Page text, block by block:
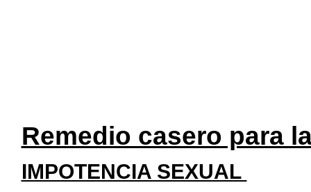
Remedio casero para
IMPOTENCIA SEXUAL